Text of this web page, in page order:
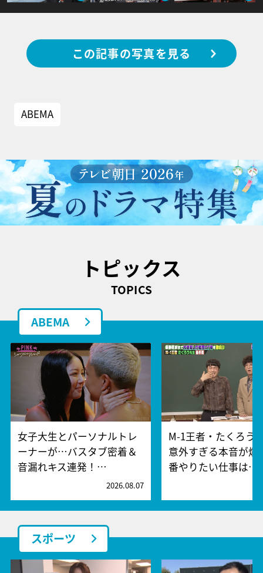
この記事の写真を見る
ABEMA
トピックス
TOPICS
ABEMA
女子大生とパーソナルトレ
ーナーが…バスタブ密着＆
音漏れキス連発！…
2026.08.07
M-1王者・たくろう
意外すぎる本音が爆
番やりたい仕事は…
スポーツ